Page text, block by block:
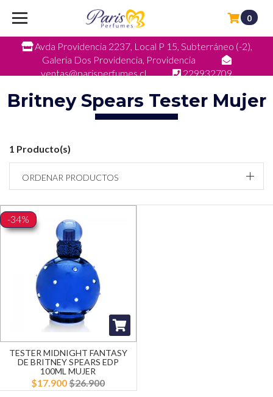
Avda Providencia 2237, Local P 15, Subterráneo (-2),
Galeria Dos Providencia, Providencia
ventas@parisperfumes.cl
229932709
0
Britney Spears Tester Mujer
1 Producto(s)
ORDENAR PRODUCTOS
-34%
TESTER MIDNIGHT FANTASY
DE BRITNEY SPEARS EDP
100ML MUJER
$17.900$26.900